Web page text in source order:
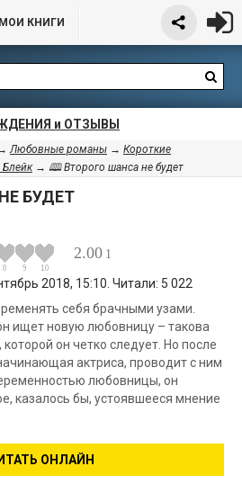
МОИ КНИГИ
и ОТЗЫВЫ
Любовные романы → Короткие
→ 🕮 Второго шанса не будет
БУДЕТ
2.00 1
2018, 15:10. Читали: 5 022
себя брачными узами.
ищет новую любовницу – такова
он четко следует. Но после
актриса, проводит с ним
любовницы, он
казалось бы, устоявшееся мнение
ОНЛАЙН